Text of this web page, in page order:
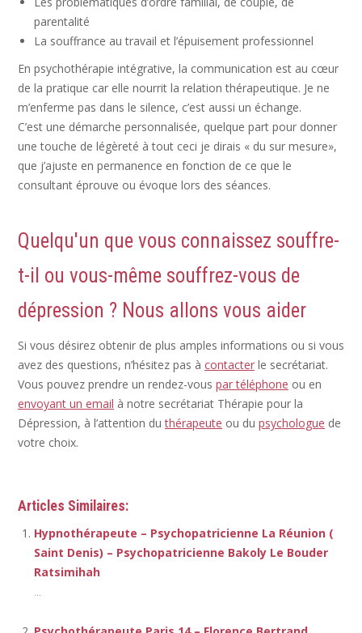
parentalité
La souffrance au travail et l’épuisement professionnel
En psychothérapie intégrative, la communication est au cœur
de la pratique car elle nourrit la relation thérapeutique. Je ne
m’enferme pas dans le silence, c’est aussi un échange.
C’est une démarche personnalisée, quelque part pour donner
une touche de légèreté à tout ceci je dirais « du sur mesure»,
que j’ajuste en permanence en fonction de ce que le
consultant éprouve ou évoque lors des séances.
Quelqu'un que vous connaissez souffre-
t-il ou vous-même souffrez-vous de
dépression ? Nous allons vous aider
Si vous désirez obtenir de plus amples informations ou si vous
avez des questions, n’hésitez pas à contacter le secrétariat.
Vous pouvez prendre un rendez-vous par téléphone ou en
envoyant un email à notre secrétariat Thérapie pour la
Dépression, à l’attention duthérapeute ou du psychologue de
votre choix.
Articles Similaires:
Hypnothérapeute – Psychopatricienne La Réunion (
Saint Denis) – Psychopatricienne Bakoly Le Bouder
Ratsimihah
...